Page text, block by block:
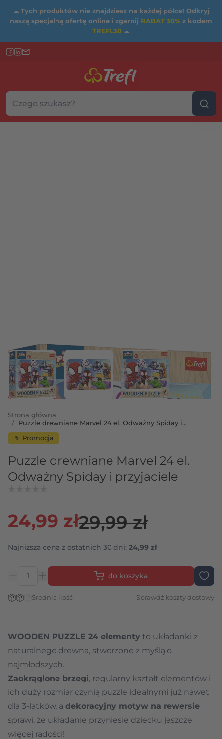
☁ Tych produktów nie znajdziesz na każdej półce! Odkryj
naszą specjalną ofertę online i zgarnij RABAT 30% z kodem
TREFL30 ☁
Szukaj w sklepie...
Wybierz kategorię
View larger imageView larger imageView larger image
Strona główna
/ Puzzle drewniane Marvel 24 el. Odważny Spiday i
przyjaciele
％ Promocja
Puzzle drewniane Marvel 24 el.
Odważny Spiday i przyjaciele
29,99 zł
24,99 zł
Najniższa cena z ostatnich 30 dni: 24,99 zł
do koszyka
Stan magazynowy:
Średnia ilość Sprawdź koszty dostawy
WOODEN PUZZLE 24 elementy to układanki z
naturalnego drewna, stworzone z myślą o
najmłodszych.
Zaokrąglone brzegi, regularny kształt elementów i
ich duży rozmiar czynią puzzle idealnymi już nawet
dla 3-latków, a dekoracyjny motyw na rewersie
sprawi, że układanie przyniesie dziecku jeszcze
więcej radości!